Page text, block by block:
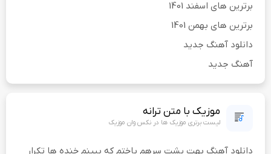
برترین های اسفند 1401
برترین های بهمن 1401
دانلود آهنگ جدید
آهنگ جدید
موزیک با متن ترانه
لیست برتری موزیک ها در نکس وان موزیک
دانلود آهنگ بهت پشت سرهم باختم که ببینم خنده ها تکرار